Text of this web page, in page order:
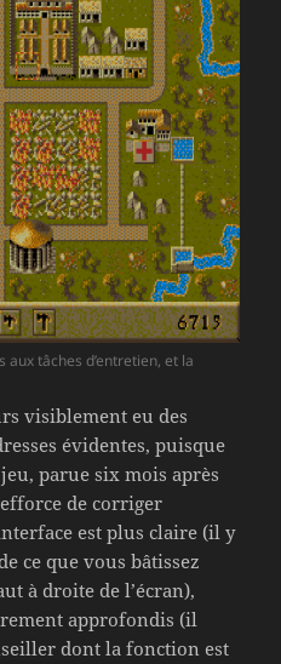
aux tâches d’entretien, et la
visiblement eu des
évidentes, puisque
parue six mois après
de corriger
est plus claire (il y
ce que vous bâtissez
à droite de l’écran),
approfondis (il
dont la fonction est